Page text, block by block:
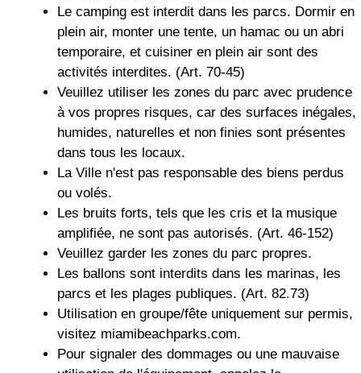
Le camping est interdit dans les parcs. Dormir en
plein air, monter une tente, un hamac ou un abri
temporaire, et cuisiner en plein air sont des
activités interdites. (Art. 70-45)
Veuillez utiliser les zones du parc avec prudence
à vos propres risques, car des surfaces inégales,
humides, naturelles et non finies sont présentes
dans tous les locaux.
La Ville n'est pas responsable des biens perdus
ou volés.
Les bruits forts, tels que les cris et la musique
amplifiée, ne sont pas autorisés. (Art. 46-152)
Veuillez garder les zones du parc propres.
Les ballons sont interdits dans les marinas, les
parcs et les plages publiques. (Art. 82.73)
Utilisation en groupe/fête uniquement sur permis,
visitez miamibeachparks.com.
Pour signaler des dommages ou une mauvaise